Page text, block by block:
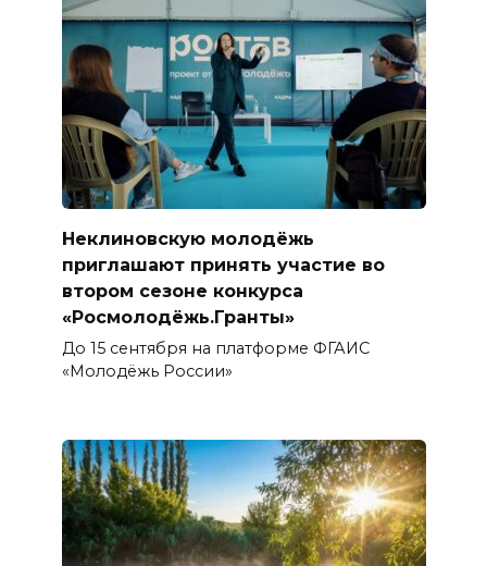
Неклиновскую молодёжь
приглашают принять участие во
втором сезоне конкурса
«Росмолодёжь.Гранты»
До 15 сентября на платформе ФГАИС
«Молодёжь России»